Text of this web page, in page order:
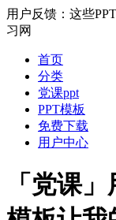
用户反馈：这些
习网
首页
分类
党课ppt
PPT模板
免费下载
用户中心
「党课